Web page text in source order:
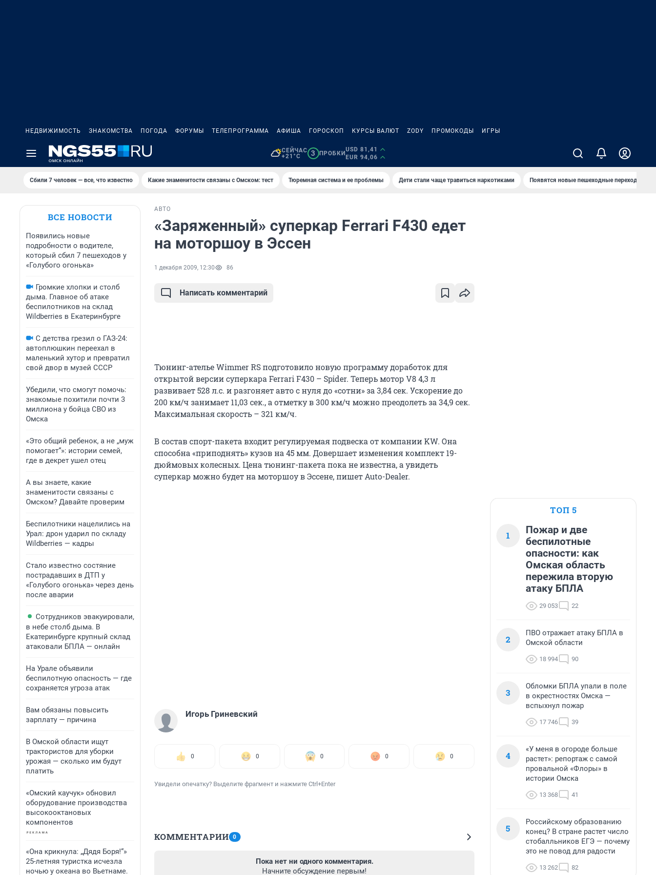
НЕДВИЖИМОСТЬ ЗНАКОМСТВА ПОГОДА ФОРУМЫ ТЕЛЕПРОГРАММА АФИША ГОРОСКОП КУРСЫ ВАЛЮТ ZODY ПРОМОКОДЫ ИГРЫ
СЕЙЧАС
+21°C
3 ПРОБКИ
USD 81,41
EUR 94,06
Сбили 7 человек — все, что известно Какие знаменитости связаны с Омском: тест Тюремная система и ее проблемы Дети стали чаще травиться наркотиками Появятся новые пешеходные переходы
ВСЕ НОВОСТИ
Появились новые
подробности о водителе,
который сбил 7 пешеходов у
«Голубого огонька»
Громкие хлопки и столб
дыма. Главное об атаке
беспилотников на склад
Wildberries в Екатеринбурге
С детства грезил о ГАЗ-24:
автоплюшкин переехал в
маленький хутор и превратил
свой двор в музей СССР
Убедили, что смогут помочь:
знакомые похитили почти 3
миллиона у бойца СВО из
Омска
«Это общий ребенок, а не „муж
помогает“»: истории семей,
где в декрет ушел отец
А вы знаете, какие
знаменитости связаны с
Омском? Давайте проверим
Беспилотники нацелились на
Урал: дрон ударил по складу
Wildberries — кадры
Стало известно состяние
пострадавших в ДТП у
«Голубого огонька» через день
после аварии
Сотрудников эвакуировали,
в небе столб дыма. В
Екатеринбурге крупный склад
атаковали БПЛА — онлайн
На Урале объявили
беспилотную опасность — где
сохраняется угроза атак
Вам обязаны повысить
зарплату — причина
В Омской области ищут
трактористов для уборки
урожая — сколько им будут
платить
«Омский каучук» обновил
оборудование производства
высокооктановых
компонентов
«Она крикнула: „Дядя Боря!“»
25-летняя туристка исчезла
ночью у океана во Вьетнаме.
АВТО
«Заряженный» суперкар Ferrari F430 едет
на моторшоу в Эссен
1 декабря 2009, 12:30 86
Написать комментарий
Тюнинг-ателье Wimmer RS подготовило новую программу доработок для
открытой версии суперкара Ferrari F430 – Spider. Теперь мотор V8 4,3 л
развивает 528 л.с. и разгоняет авто с нуля до «сотни» за 3,84 сек. Ускорение до
200 км/ч занимает 11,03 сек., а отметку в 300 км/ч можно преодолеть за 34,9 сек.
Максимальная скорость – 321 км/ч.
В состав спорт-пакета входит регулируемая подвеска от компании KW. Она
способна «приподнять» кузов на 45 мм. Довершает изменения комплект 19-
дюймовых колесных. Цена тюнинг-пакета пока не известна, а увидеть
суперкар можно будет на моторшоу в Эссене, пишет Auto-Dealer.
Игорь Гриневский
0 0 0 0 0
Увидели опечатку? Выделите фрагмент и нажмите Ctrl+Enter
КОММЕНТАРИИ 0
Пока нет ни одного комментария.
Начните обсуждение первым!
ТОП 5
1
Пожар и две
беспилотные
опасности: как
Омская область
пережила вторую
атаку БПЛА
29 053 22
2
ПВО отражает атаку БПЛА в
Омской области
18 994 90
3
Обломки БПЛА упали в поле
в окрестностях Омска —
вспыхнул пожар
17 746 39
4
«У меня в огороде больше
растет»: репортаж с самой
провальной «Флоры» в
истории Омска
13 368 41
5
Российскому образованию
конец? В стране растет число
стобалльников ЕГЭ — почему
это не повод для радости
13 262 82